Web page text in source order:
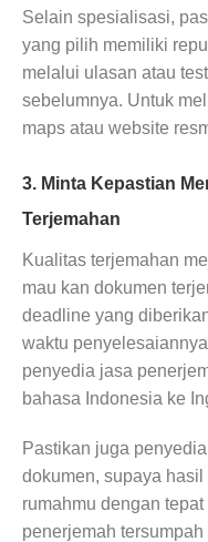
Selain spesialisasi,
yang pilih memiliki
melalui ulasan atau
sebelumnya. Untuk
maps atau website
3. Minta Kepastian
Terjemahan
Kualitas terjemahan
mau kan dokumen
deadline yang
waktu
penyedia jasa
bahasa Indonesia ke
Pastikan juga
dokumen, supaya
rumahmu dengan
penerjemah